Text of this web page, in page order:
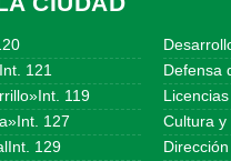
121
119
127
129
Defensa
Cultura y